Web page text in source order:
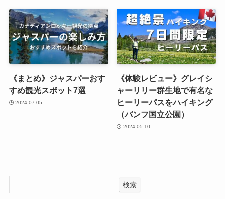
《まとめ》ジャスパーおす
すめ観光スポット7選
2024-07-05
《体験レビュー》グレイシ
ャーリリー群生地で有名な
ヒーリーパスをハイキング
（バンフ国立公園）
2024-05-10
検索